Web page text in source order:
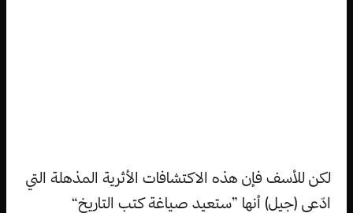
لكن للأسف فإن هذه الاكتشافات الأثرية المذهلة التي
ادّعى (جيل) أنها ”ستعيد صياغة كتب التاريخ“